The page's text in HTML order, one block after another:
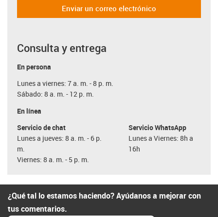
Enviar un correo electrónico
Consulta y entrega
En persona
Lunes a viernes: 7 a. m. - 8 p. m.
Sábado: 8 a. m. - 12 p. m.
En línea
Servicio de chat
Lunes a jueves: 8 a. m. - 6 p.
m.
Viernes: 8 a. m. - 5 p. m.
Servicio WhatsApp
Lunes a Viernes: 8h a
16h
¿Qué tal lo estamos haciendo? Ayúdanos a mejorar con
tus comentarios.